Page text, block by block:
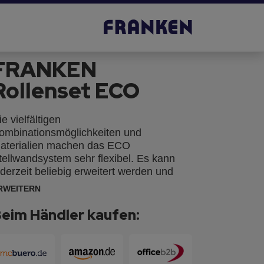
ECO
vielfältigen
und
machen das ECO
sehr flexibel. Es kann
beliebig erweitert werden und
sich in nahezu jedem Winkel
Einsatz auch in Lager- und
auf Dauer möglich.
Ausstellungen, im
Händler kaufen: